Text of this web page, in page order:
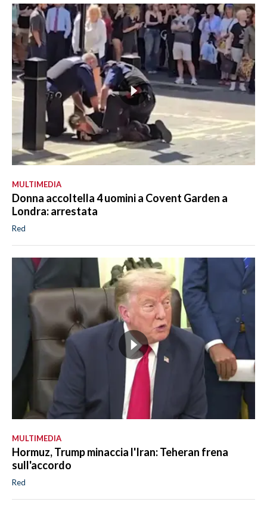
MULTIMEDIA
Donna accoltella 4 uomini a Covent Garden a
Londra: arrestata
Red
MULTIMEDIA
Hormuz, Trump minaccia l'Iran: Teheran frena
sull'accordo
Red